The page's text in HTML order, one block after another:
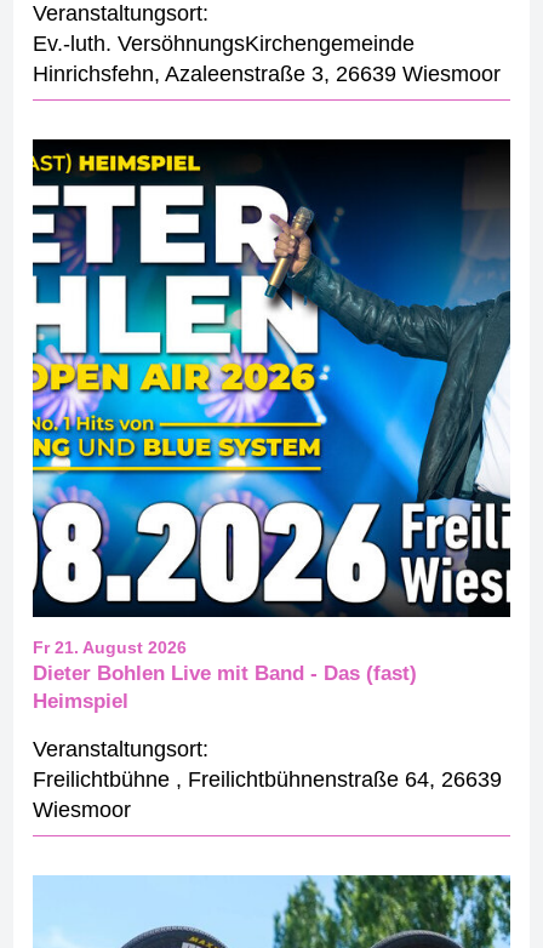
Veranstaltungsort:
Ev.-luth. VersöhnungsKirchengemeinde
Hinrichsfehn, Azaleenstraße 3, 26639 Wiesmoor
Dieter Bohlen Live mit Band - Das (fast)
Heimspiel
Fr 21. August 2026
Veranstaltungsort:
Freilichtbühne , Freilichtbühnenstraße 64, 26639
Wiesmoor